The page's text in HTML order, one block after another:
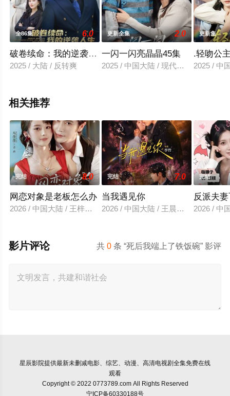
全86集 6.0
破卷续命：我的逆袭人生从看书开始
2025 / 大陆 / 反转爽
更新全集 2.0
一闪一闪亮晶晶45集
2025 / 中国大陆 / 现代都市
更新集
.轻吻公
2025 / 中
相关推荐
完结 8.0
网恋对象是老板怎么办
2026 / 中国大陆 / 王梓亦＆马倩倩
完结 7.0
当我遇见你
2026 / 中国大陆 / 王晨鹏&田甜一
完结
反派夫
2026 / 中
共0 条 “死后我端上了铁饭碗” 影评
影片评论
星辰影院提供最新未删减电影、综艺、动漫、高清电视剧全集免费在线
观看
Copyright © 2022 0773789.com All Rights Reserved
宁ICP备60330188号